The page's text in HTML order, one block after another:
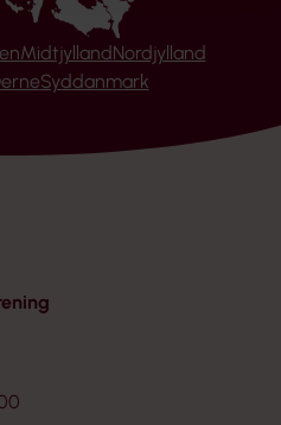
MidtjyllandNordjylland
Syddanmark